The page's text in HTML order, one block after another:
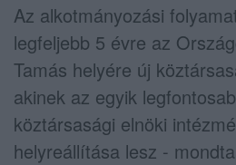
Az alkotmányozási
legfeljebb 5 évre az
Tamás helyére új
akinek az egyik
köztársasági elnöki
helyreállítása lesz -